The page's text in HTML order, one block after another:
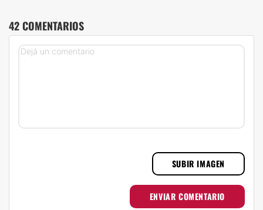
42 COMENTARIOS
SUBIR IMAGEN
ENVIAR COMENTARIO